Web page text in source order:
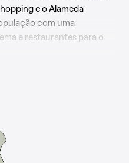
e o Alameda
com uma
e restaurantes para o
e emergência, além